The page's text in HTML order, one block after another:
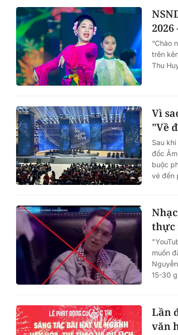
“Chào
trên
Thu
Vì
"Về
Sau
đốc
buộc
vé đến
thực
muốn
15-30
Lần
văn
mảnh đất và